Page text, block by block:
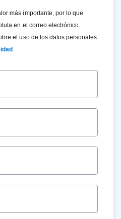
más importante, por lo que
en el correo electrónico.
el uso de los datos personales
.